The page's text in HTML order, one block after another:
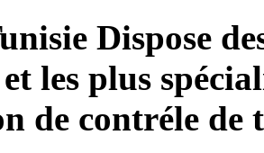
Dispose
les plus
de contréle de